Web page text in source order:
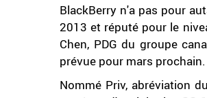
BlackBerry n'a pas pour
2013 et réputé pour le
Chen, PDG du groupe
prévue pour mars prochain.
Nommé Priv, abréviation